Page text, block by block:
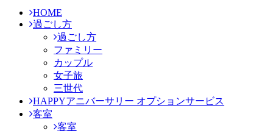
HOME
過ごし方
過ごし方
ファミリー
カップル
女子旅
三世代
HAPPYアニバーサリー オプションサービス
客室
客室